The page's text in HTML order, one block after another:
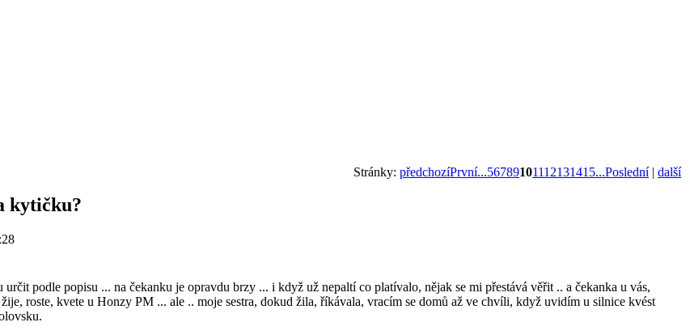
Stránky: předchozíPrvní...56789101112131415...Poslední| další
kytičku?
určit podle popisu ... na čekanku je opravdu brzy ... i když už nepaltí co platívalo, nějak se mi přestává věřit .. a čekanka u vás,
roste, kvete u Honzy PM ... ale .. moje sestra, dokud žila, říkávala, vracím se domů až ve chvíli, když uvidím u silnice kvést